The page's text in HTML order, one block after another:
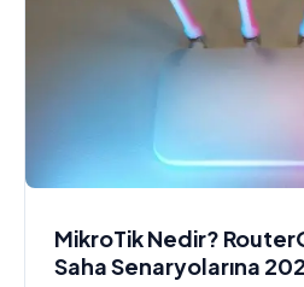
MikroTik Nedir?
Saha Senaryolarına